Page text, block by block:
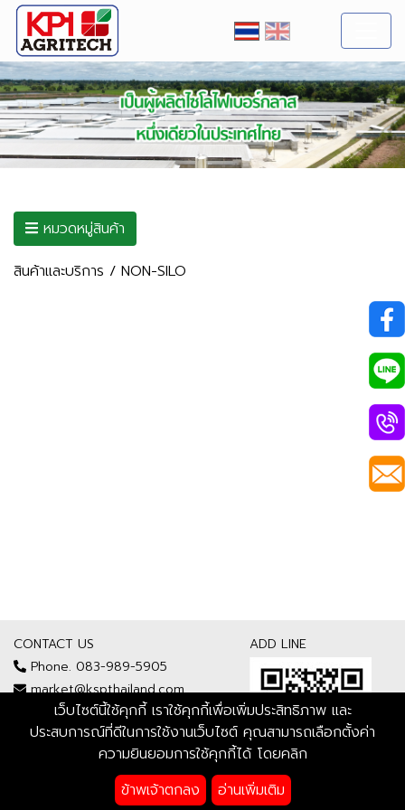
เว็บไซต์นี้ใช้คุกกี้ เราใช้คุกกี้เพื่อเพิ่มประสิทธิภาพ และ
ประสบการณ์ที่ดีในการใช้งานเว็บไซต์ คุณสามารถเลือกตั้งค่า
ความยินยอมการใช้คุกกี้ได้ โดยคลิก
ข้าพเจ้าตกลง
อ่านเพิ่มเติม
หมวดหมู่สินค้า
สินค้าและบริการ / NON-SILO
CONTACT US
Phone. 083-989-5905
market@kspthailand.com
ADD LINE
หมวด
หมู่
SILO
NON-